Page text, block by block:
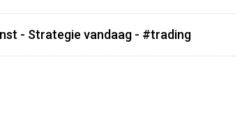
- Strategie vandaag - #trading